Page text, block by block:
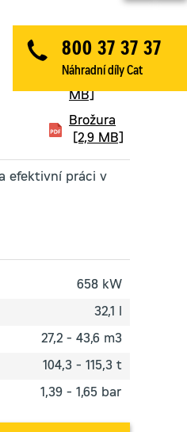
800 37 37 37
Náhradní díly Cat
Technický
list [0,4
MB]
Brožura
[2,9 MB]
efektivní práci v
658 kW
32,1 l
27,2 - 43,6 m3
104,3 - 115,3 t
1,39 - 1,65 bar